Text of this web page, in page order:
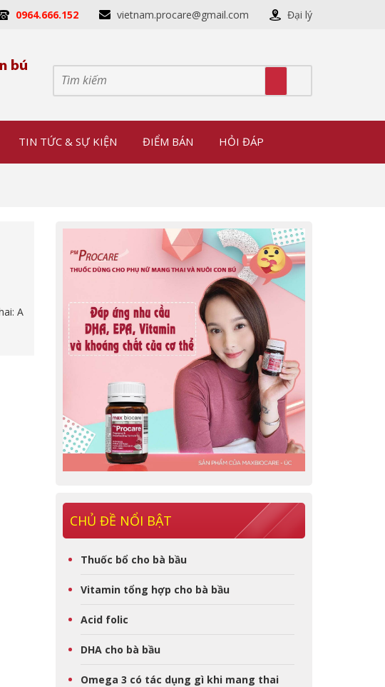
0964.666.152 vietnam.procare@gmail.com Đại lý
TIN TỨC & SỰ KIỆN ĐIỂM BÁN HỎI ĐÁP
A
CHỦ ĐỀ NỔI BẬT
Thuốc bổ cho bà bầu
Vitamin tổng hợp cho bà bầu
Acid folic
DHA cho bà bầu
Omega 3 có tác dụng gì khi mang thai